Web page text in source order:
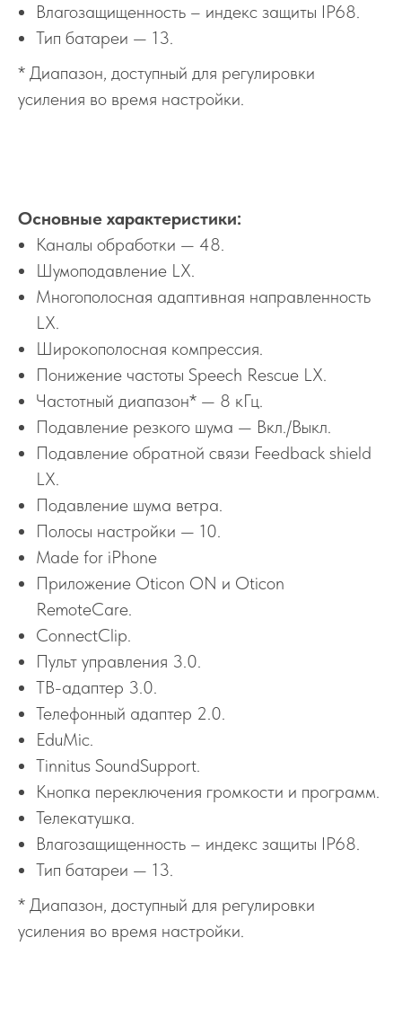
Влагозащищенность – индекс защиты IP68.
Тип батареи — 13.
* Диапазон, доступный для регулировки
усиления во время настройки.
Основные характеристики:
Каналы обработки — 48.
Шумоподавление LX.
Многополосная адаптивная направленность
LX.
Широкополосная компрессия.
Понижение частоты Speech Rescue LX.
Частотный диапазон* — 8 кГц.
Подавление резкого шума — Вкл./Выкл.
Подавление обратной связи Feedback shield
LX.
Подавление шума ветра.
Полосы настройки — 10.
Made for iPhone
Приложение Oticon ON и Oticon
RemoteCare.
ConnectClip.
Пульт управления 3.0.
ТВ-адаптер 3.0.
Телефонный адаптер 2.0.
EduMic.
Tinnitus SoundSupport.
Кнопка переключения громкости и программ.
Телекатушка.
Влагозащищенность – индекс защиты IP68.
Тип батареи — 13.
* Диапазон, доступный для регулировки
усиления во время настройки.